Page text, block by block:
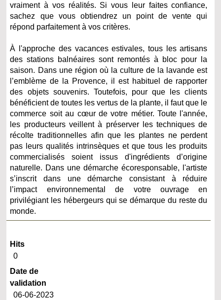
vraiment à vos réalités. Si vous leur faites confiance,
sachez que vous obtiendrez un point de vente qui
répond parfaitement à vos critères.
À l'approche des vacances estivales, tous les artisans
des stations balnéaires sont remontés à bloc pour la
saison. Dans une région où la culture de la lavande est
l’emblème de la Provence, il est habituel de rapporter
des objets souvenirs. Toutefois, pour que les clients
bénéficient de toutes les vertus de la plante, il faut que le
commerce soit au cœur de votre métier. Toute l'année,
les producteurs veillent à préserver les techniques de
récolte traditionnelles afin que les plantes ne perdent
pas leurs qualités intrinsèques et que tous les produits
commercialisés soient issus d'ingrédients d’origine
naturelle. Dans une démarche écoresponsable, l'artiste
s’inscrit dans une démarche consistant à réduire
l’impact environnemental de votre ouvrage en
privilégiant les hébergeurs qui se démarque du reste du
monde.
Hits
0
Date de
validation
06-06-2023